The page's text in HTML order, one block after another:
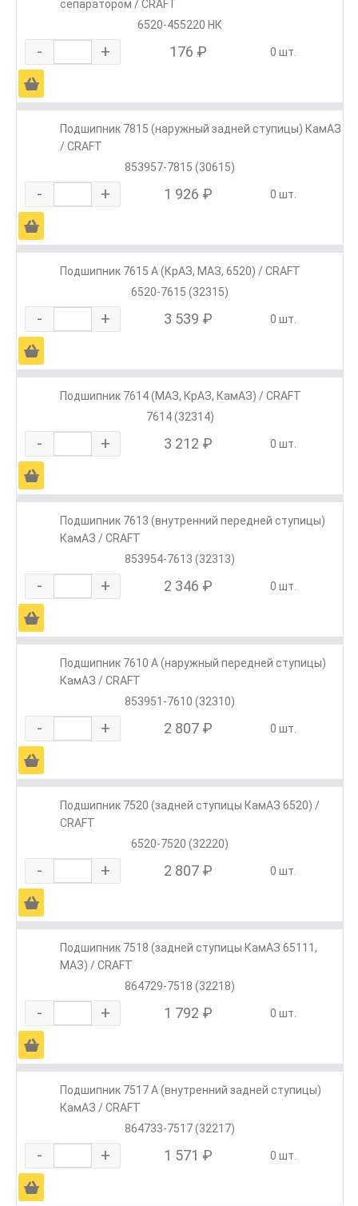
сепаратором / CRAFT
6520-455220 НК
- + 176 ₽ 0 шт.
Ä
Подшипник 7815 (наружный задней ступицы) КамАЗ
/ CRAFT
853957-7815 (30615)
- + 1 926 ₽ 0 шт.
Ä
Подшипник 7615 А (КрАЗ, МАЗ, 6520) / CRAFT
6520-7615 (32315)
- + 3 539 ₽ 0 шт.
Ä
Подшипник 7614 (МАЗ, КрАЗ, КамАЗ) / CRAFT
7614 (32314)
- + 3 212 ₽ 0 шт.
Ä
Подшипник 7613 (внутренний передней ступицы)
КамАЗ / CRAFT
853954-7613 (32313)
- + 2 346 ₽ 0 шт.
Ä
Подшипник 7610 А (наружный передней ступицы)
КамАЗ / CRAFT
853951-7610 (32310)
- + 2 807 ₽ 0 шт.
Ä
Подшипник 7520 (задней ступицы КамАЗ 6520) /
CRAFT
6520-7520 (32220)
- + 2 807 ₽ 0 шт.
Ä
Подшипник 7518 (задней ступицы КамАЗ 65111,
МАЗ) / CRAFT
864729-7518 (32218)
- + 1 792 ₽ 0 шт.
Ä
Подшипник 7517 А (внутренний задней ступицы)
КамАЗ / CRAFT
864733-7517 (32217)
- + 1 571 ₽ 0 шт.
Ä